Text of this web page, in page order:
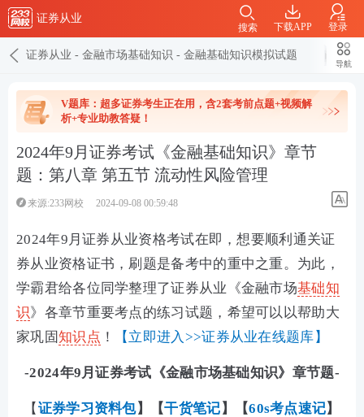
证券从业
下载APP 登录
搜索
证券从业 - 金融市场基础知识 - 金融基础知识模拟试题
导航
V题库：超多证券考生正在用，含2套考前点题+视频解
析+专业助教答疑！
2024年9月证券考试《金融基础知识》章节
题：第八章 第五节 流动性风险管理
来源:233网校 2024-09-08 00:59:48
2024年9月证券从业资格考试在即，想要顺利通关证
券从业资格证书，刷题是备考中的重中之重。为此，
学霸君给各位同学整理了证券从业《金融市场基础知
识》各章节重要考点的练习试题，希望可以以帮助大
家巩固知识点 ！ 【立即进入>>证券从业在线题库】
-2024年9月证券考试《金融市场基础知识》章节题-
【 证券学习资料包】 【干货笔记 】【60s考点速记】